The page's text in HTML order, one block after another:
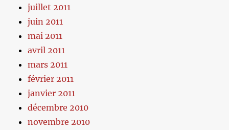
juillet 2011
juin 2011
mai 2011
avril 2011
mars 2011
février 2011
janvier 2011
décembre 2010
novembre 2010